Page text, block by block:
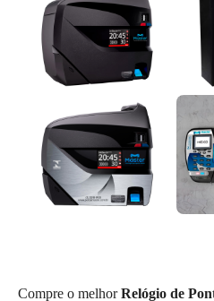
Compre o melhorRelógio de